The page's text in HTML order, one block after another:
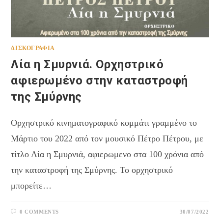
ΔΙΣΚΟΓΡΑΦΊΑ
Λία η Σμυρνιά. Ορχηστρικό
αφιερωμένο στην καταστροφή
της Σμύρνης
Ορχηστρικό κινηματογραφικό κομμάτι γραμμένο το
Μάρτιο του 2022 από τον μουσικό Πέτρο Πέτρου, με
τίτλο Λία η Σμυρνιά, αφιερωμενο στα 100 χρόνια από
την καταστροφή της Σμύρνης. Το ορχηστρικό
μπορείτε…
0 COMMENTS 30/07/2022